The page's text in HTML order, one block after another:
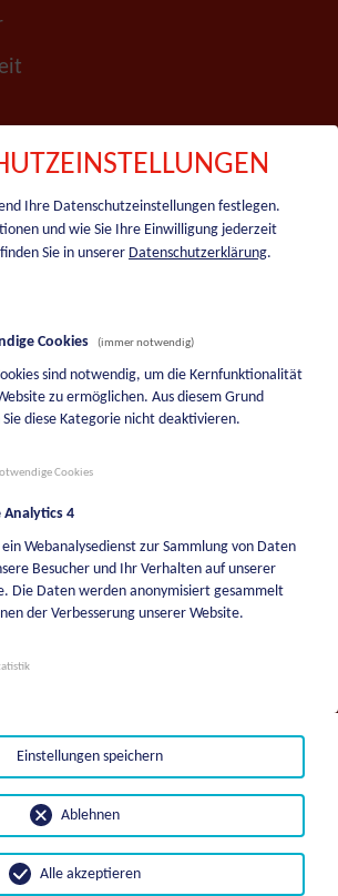
Portal
Bauhof
Tierkörperverwertung
Liegenschaftsverwaltung
Ihre Datenschutzeinstellungen festlegen.
und wie Sie Ihre Einwilligung jederzeit
Sie in unserer Datenschutzerklärung.
Cookies (immer notwendig)
sind notwendig, um die Kernfunktionalität
zu ermöglichen. Aus diesem Grund
Sie diese Kategorie nicht deaktivieren.
Cookies
Analytics 4
ein Webanalysedienst zur Sammlung von Daten
Besucher und Ihr Verhalten auf unserer
Die Daten werden anonymisiert gesammelt
der Verbesserung unserer Website.
Ablehnen
Einstellungen speichern
Alle akzeptieren